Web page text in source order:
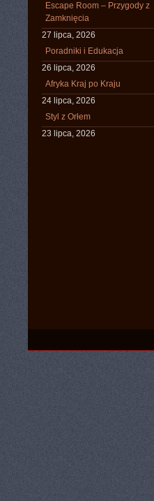
Escape Room – Przygody z
Zamknięcia
27 lipca, 2026
Poradniki i Edukacja
26 lipca, 2026
Afryka Kraj po Kraju
24 lipca, 2026
Styl z Orłem
23 lipca, 2026